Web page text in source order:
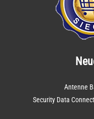
Antenne
Security Data